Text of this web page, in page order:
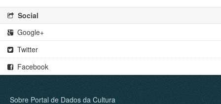
Social
Google+
Twitter
Facebook
Sobre Portal de Dados da Cultura